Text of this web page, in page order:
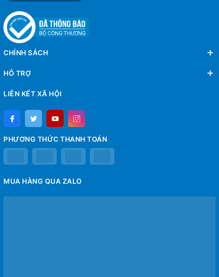
CHÍNH SÁCH
HỖ TRỢ
LIÊN KẾT XÃ HỘI
PHƯƠNG THỨC THANH TOÁN
MUA HÀNG QUA ZALO